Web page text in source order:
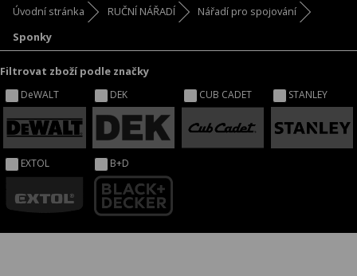
Úvodní stránka RUČNÍ NÁŘADÍ
Nářadí pro spojování
Sponky
Filtrovat zboží podle značky
DeWALT DEK CUB CADET STANLEY
EXTOL B+D